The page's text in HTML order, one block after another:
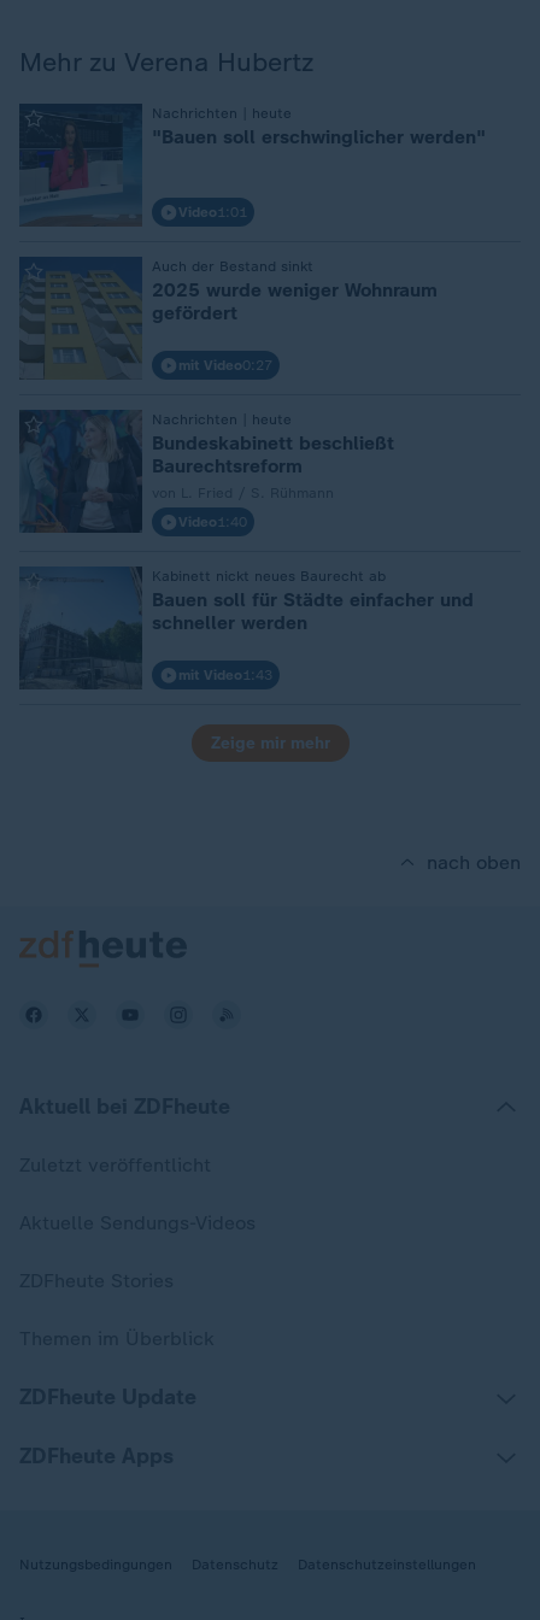
Mehr zu Verena Hubertz
Nachrichten | heute
: "Bauen soll erschwinglicher werden"
Video 1:01
Auch der Bestand sinkt
:
2025 wurde weniger Wohnraum
gefördert
mit Video0:27
Nachrichten | heute
:
Bundeskabinett beschließt
Baurechtsreform
Video 1:40
Kabinett nickt neues Baurecht ab
Bauen soll für Städte einfacher und
schneller werden
mit Video 1:43
Zeige mir mehr
nach oben
Nutzungsbedingungen Datenschutz Datenschutzeinstellungen